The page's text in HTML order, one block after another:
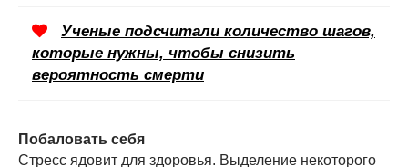
Ученые подсчитали количество шагов,
которые нужны, чтобы снизить
вероятность смерти
Побаловать себя
Стресс ядовит для здоровья. Выделение некоторого